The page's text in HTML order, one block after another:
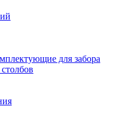
для забора